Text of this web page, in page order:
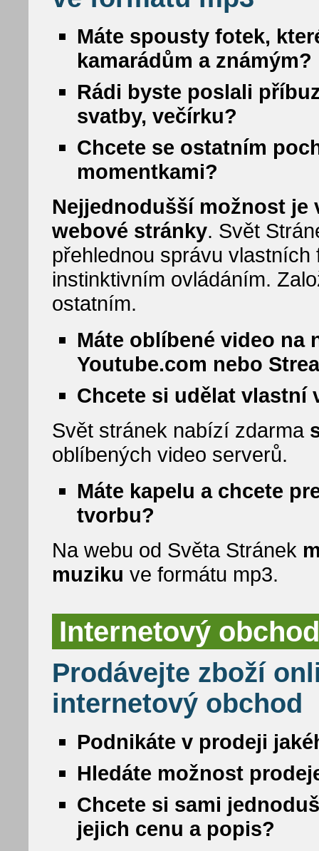
Máte spousty fotek,
kamarádům a známým?
Rádi byste poslali
svatby, večírku?
Chcete se ostatním
momentkami?
Nejjednodušší možnost
webové stránky. Svět
přehlednou správu
instinktivním ovládáním.
ostatním.
Máte oblíbené video na
Youtube.com nebo
Chcete si udělat vlastní
Svět stránek nabízí zdarma
oblíbených video serverů.
Máte kapelu a chcete
tvorbu?
Na webu od Světa Stránek
muziku ve formátu mp3.
Internetový
Prodávejte zboží
internetový obchod
Podnikáte v prodeji
Hledáte možnost
Chcete si sami
jejich cenu a popis?